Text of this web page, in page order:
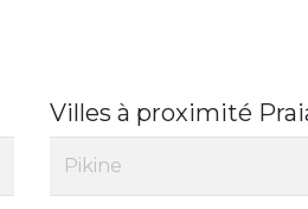
Villes à proximité
Pikine